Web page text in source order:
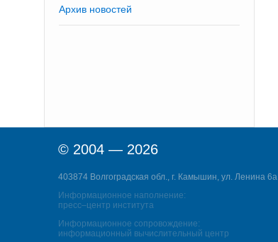
Архив новостей
© 2004 — 2026
403874 Волгоградская обл., г. Камышин, ул. Ленина 6а
Информационное наполнение:
пресс–центр института
Информационное сопровождение:
информационный вычислительный центр